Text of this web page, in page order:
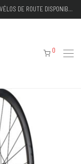
DISPONIBLES IMMÉDIATEMENT
0